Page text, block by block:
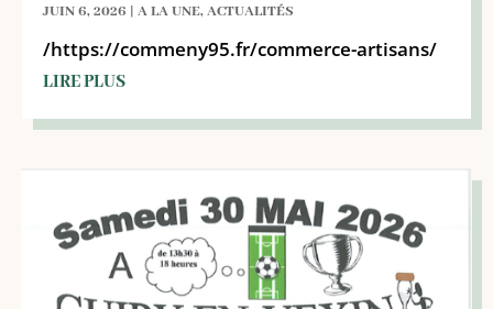
JUIN 6, 2026 | A LA UNE,ACTUALITÉS
/https://commeny95.fr/commerce-artisans/
LIRE PLUS